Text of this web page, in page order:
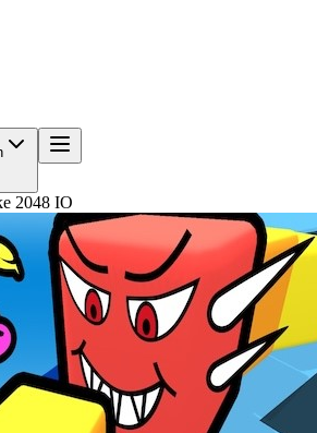
2048 IO